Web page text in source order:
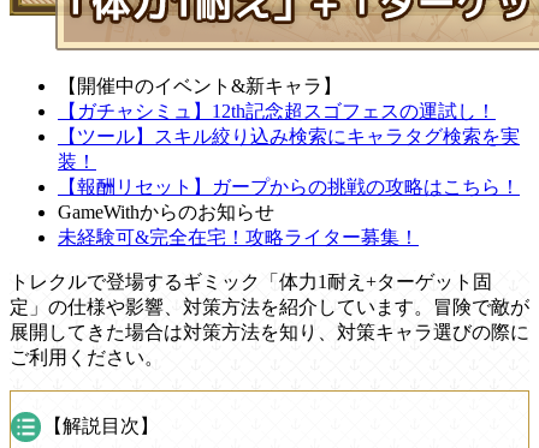
【開催中のイベント&新キャラ】
【ガチャシミュ】12th記念超スゴフェスの運試し！
【ツール】スキル絞り込み検索にキャラタグ検索を実
装！
【報酬リセット】ガープからの挑戦の攻略はこちら！
GameWithからのお知らせ
未経験可&完全在宅！攻略ライター募集！
トレクルで登場するギミック「体力1耐え+ターゲット固
定」の仕様や影響、対策方法を紹介しています。冒険で敵が
展開してきた場合は対策方法を知り、対策キャラ選びの際に
ご利用ください。
【解説目次】